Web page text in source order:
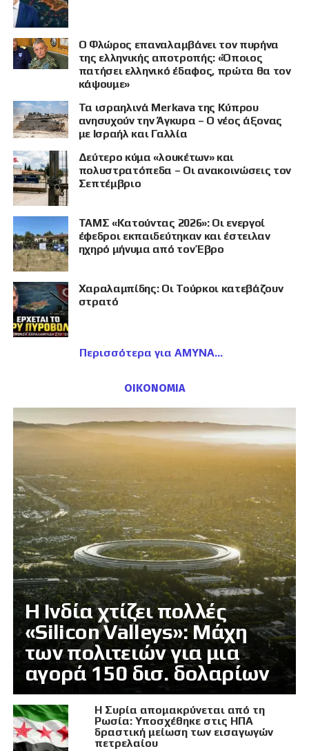
Ο Φλώρος επαναλαμβάνει τον πυρήνα
της ελληνικής αποτροπής: «Όποιος
πατήσει ελληνικό έδαφος, πρώτα θα τον
κάψουμε»
Τα ισραηλινά Merkava της Κύπρου
ανησυχούν την Άγκυρα – Ο νέος άξονας
με Ισραήλ και Γαλλία
Δεύτερο κύμα «λουκέτων» και
πολυστρατόπεδα – Οι ανακοινώσεις τον
Σεπτέμβριο
ΤΑΜΣ «Κατούντας 2026»: Οι ενεργοί
έφεδροι εκπαιδεύτηκαν και έστειλαν
ηχηρό μήνυμα από τον Έβρο
Χαραλαμπίδης: Οι Τούρκοι κατεβάζουν
στρατό
Περισσότερα για ΑΜΥΝΑ
ΟΙΚΟΝΟΜΙΑ
Η Ινδία χτίζει πολλές
«Silicon Valleys»: Μάχη
των πολιτειών για μια
αγορά 150 δισ. δολαρίων
Η Συρία απομακρύνεται από τη
Ρωσία: Υποσχέθηκε στις ΗΠΑ
δραστική μείωση των εισαγωγών
πετρελαίου